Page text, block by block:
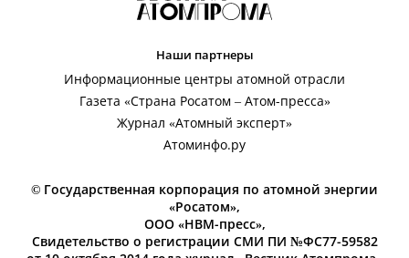
© Государственная корпорация по атомной энергии
«Росатом»,
ООО «НВМ-пресс»,
Свидетельство о регистрации СМИ ПИ №ФС77-59582
Наши партнеры
Информационные центры атомной отрасли
Газета «Страна Росатом – Атом-пресса»
Журнал «Атомный эксперт»
Атоминфо.ру